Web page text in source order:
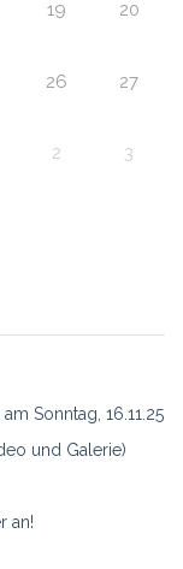
19 20
26 27
2 3
Sonntag, 16.11.25
und Galerie)
an!